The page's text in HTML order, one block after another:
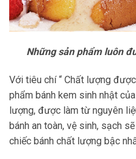
Những sản phẩm luôn
Với tiêu chí “ Chất lượng
phẩm bánh kem sinh nhật
lượng, được làm từ nguyên
bánh an toàn, vệ sinh, sạch
chiếc bánh chất lượng bậc